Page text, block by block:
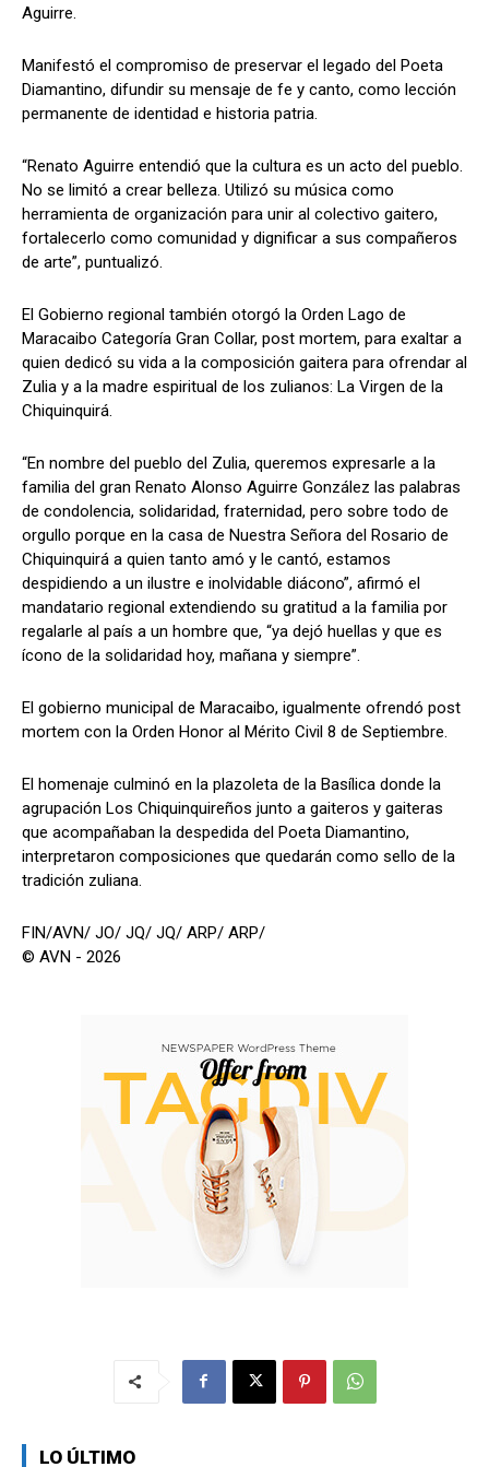
Aguirre.
Manifestó el compromiso de preservar el legado del Poeta
Diamantino, difundir su mensaje de fe y canto, como lección
permanente de identidad e historia patria.
“Renato Aguirre entendió que la cultura es un acto del pueblo.
No se limitó a crear belleza. Utilizó su música como
herramienta de organización para unir al colectivo gaitero,
fortalecerlo como comunidad y dignificar a sus compañeros
de arte”, puntualizó.
El Gobierno regional también otorgó la Orden Lago de
Maracaibo Categoría Gran Collar, post mortem, para exaltar a
quien dedicó su vida a la composición gaitera para ofrendar al
Zulia y a la madre espiritual de los zulianos: La Virgen de la
Chiquinquirá.
“En nombre del pueblo del Zulia, queremos expresarle a la
familia del gran Renato Alonso Aguirre González las palabras
de condolencia, solidaridad, fraternidad, pero sobre todo de
orgullo porque en la casa de Nuestra Señora del Rosario de
Chiquinquirá a quien tanto amó y le cantó, estamos
despidiendo a un ilustre e inolvidable diácono”, afirmó el
mandatario regional extendiendo su gratitud a la familia por
regalarle al país a un hombre que, “ya dejó huellas y que es
ícono de la solidaridad hoy, mañana y siempre”.
El gobierno municipal de Maracaibo, igualmente ofrendó post
mortem con la Orden Honor al Mérito Civil 8 de Septiembre.
El homenaje culminó en la plazoleta de la Basílica donde la
agrupación Los Chiquinquireños junto a gaiteros y gaiteras
que acompañaban la despedida del Poeta Diamantino,
interpretaron composiciones que quedarán como sello de la
tradición zuliana.
FIN/AVN/ JO/ JQ/ JQ/ ARP/ ARP/
© AVN - 2026
LO ÚLTIMO